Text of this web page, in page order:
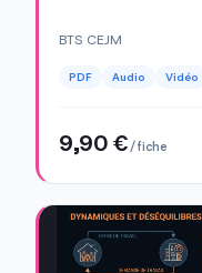
BTS CEJM
PDF Audio Vidéo
9,90 €/ fiche